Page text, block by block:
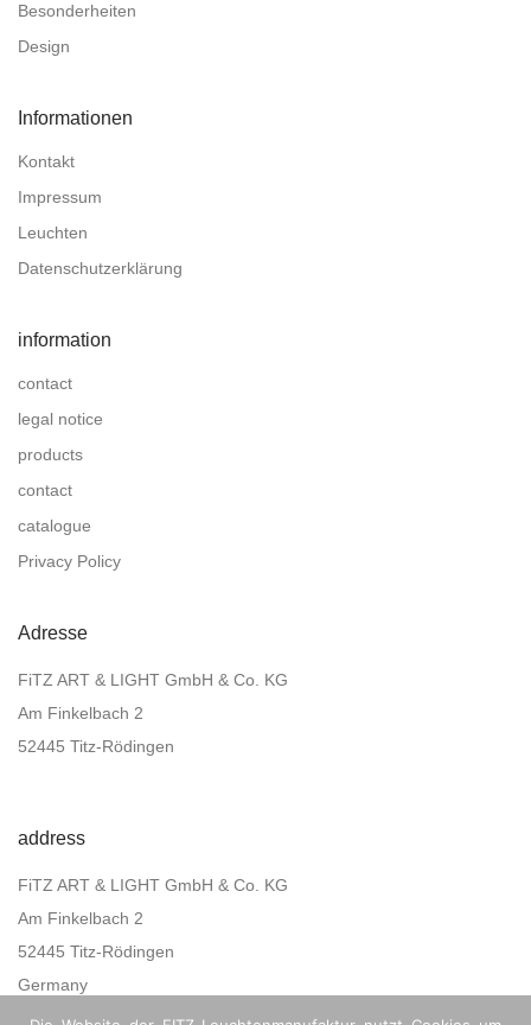
Besonderheiten
Design
Informationen
Kontakt
Impressum
Leuchten
Datenschutzerklärung
information
contact
legal notice
products
contact
catalogue
Privacy Policy
Adresse
FiTZ ART & LIGHT GmbH & Co. KG
Am Finkelbach 2
52445 Titz-Rödingen
address
FiTZ ART & LIGHT GmbH & Co. KG
Am Finkelbach 2
52445 Titz-Rödingen
Germany